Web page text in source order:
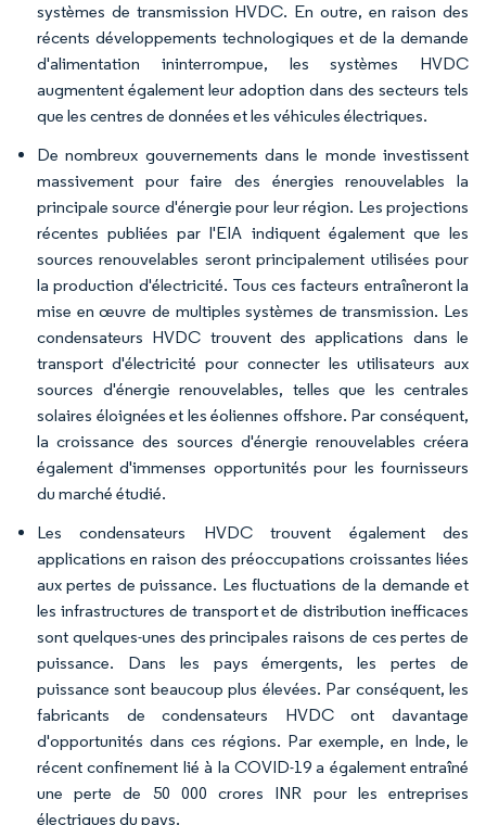
systèmes de transmission HVDC. En outre, en raison des
récents développements technologiques et de la demande
d'alimentation ininterrompue, les systèmes HVDC
augmentent également leur adoption dans des secteurs tels
que les centres de données et les véhicules électriques.
De nombreux gouvernements dans le monde investissent
massivement pour faire des énergies renouvelables la
principale source d'énergie pour leur région. Les projections
récentes publiées par l'EIA indiquent également que les
sources renouvelables seront principalement utilisées pour
la production d'électricité. Tous ces facteurs entraîneront la
mise en œuvre de multiples systèmes de transmission. Les
condensateurs HVDC trouvent des applications dans le
transport d'électricité pour connecter les utilisateurs aux
sources d'énergie renouvelables, telles que les centrales
solaires éloignées et les éoliennes offshore. Par conséquent,
la croissance des sources d'énergie renouvelables créera
également d'immenses opportunités pour les fournisseurs
du marché étudié.
Les condensateurs HVDC trouvent également des
applications en raison des préoccupations croissantes liées
aux pertes de puissance. Les fluctuations de la demande et
les infrastructures de transport et de distribution inefficaces
sont quelques-unes des principales raisons de ces pertes de
puissance. Dans les pays émergents, les pertes de
puissance sont beaucoup plus élevées. Par conséquent, les
fabricants de condensateurs HVDC ont davantage
d'opportunités dans ces régions. Par exemple, en Inde, le
récent confinement lié à la COVID-19 a également entraîné
une perte de 50 000 crores INR pour les entreprises
électriques du pays.